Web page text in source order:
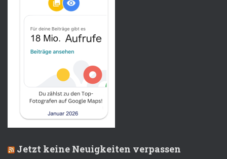
Jetzt keine Neuigkeiten verpassen